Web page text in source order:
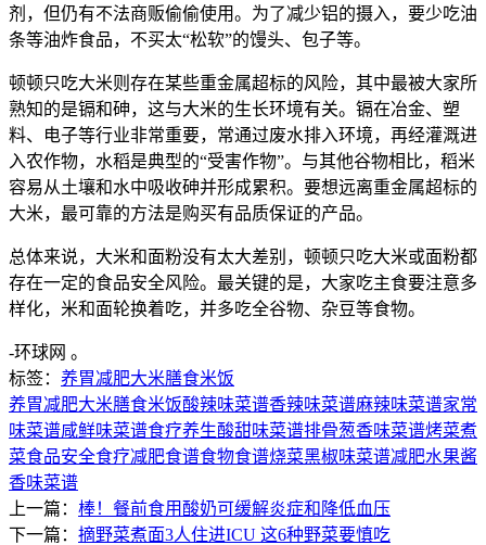
剂，但仍有不法商贩偷偷使用。为了减少铝的摄入，要少吃油
条等油炸食品，不买太“松软”的馒头、包子等。
顿顿只吃大米则存在某些重金属超标的风险，其中最被大家所
熟知的是镉和砷，这与大米的生长环境有关。镉在冶金、塑
料、电子等行业非常重要，常通过废水排入环境，再经灌溉进
入农作物，水稻是典型的“受害作物”。与其他谷物相比，稻米
容易从土壤和水中吸收砷并形成累积。要想远离重金属超标的
大米，最可靠的方法是购买有品质保证的产品。
总体来说，大米和面粉没有太大差别，顿顿只吃大米或面粉都
存在一定的食品安全风险。最关键的是，大家吃主食要注意多
样化，米和面轮换着吃，并多吃全谷物、杂豆等食物。
-环球网 。
标签： 养胃减肥大米膳食米饭
养胃减肥大米膳食米饭酸辣味菜谱香辣味菜谱麻辣味菜谱家常
味菜谱咸鲜味菜谱食疗养生酸甜味菜谱排骨葱香味菜谱烤菜煮
菜食品安全食疗减肥食谱食物食谱烧菜黑椒味菜谱减肥水果酱
香味菜谱
上一篇： 棒！餐前食用酸奶可缓解炎症和降低血压
下一篇： 摘野菜煮面3人住进ICU 这6种野菜要慎吃